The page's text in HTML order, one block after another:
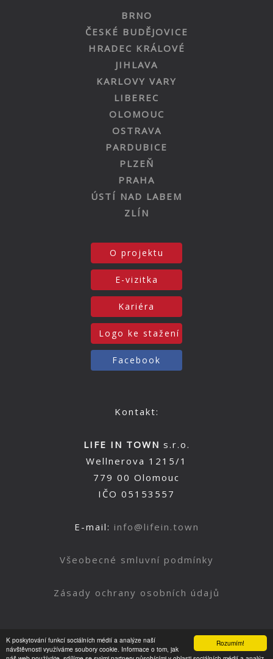
Rozumím!
K poskytování funkcí sociálních médií a analýze naší
návštěvnosti využíváme soubory cookie. Informace o tom, jak
BRNO
ČESKÉ BUDĚJOVICE
HRADEC KRÁLOVÉ
JIHLAVA
KARLOVY VARY
LIBEREC
OLOMOUC
OSTRAVA
PARDUBICE
PLZEŇ
PRAHA
ÚSTÍ NAD LABEM
ZLÍN
O projektu
E-vizitka
Kariéra
Logo ke stažení
Facebook
Kontakt:
LIFE IN TOWN s.r.o.
Wellnerova 1215/1
779 00 Olomouc
IČO 05153557
E-mail: info@lifein.town
Všeobecné smluvní podmínky
Zásady ochrany osobních údajů
Nahoru